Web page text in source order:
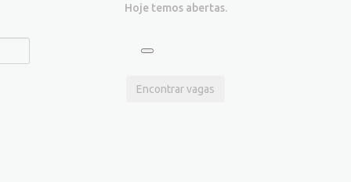
Hoje temos abertas.
Encontrar vagas